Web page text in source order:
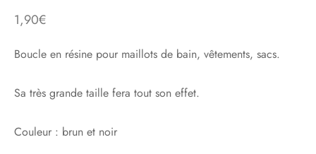
1,90€
Boucle en résine pour maillots de bain, vêtements, sacs.
Sa très grande taille fera tout son effet.
Couleur : brun et noir